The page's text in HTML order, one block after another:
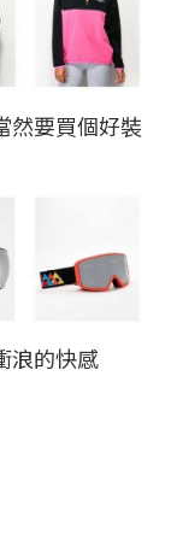
然要買個好裝
浪的快感